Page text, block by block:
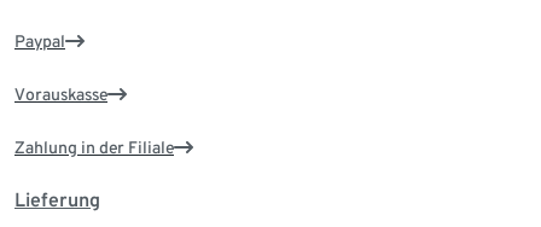
Paypal
Vorauskasse
Zahlung in der Filiale
Lieferung